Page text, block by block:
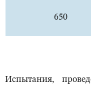
650
Испытания,